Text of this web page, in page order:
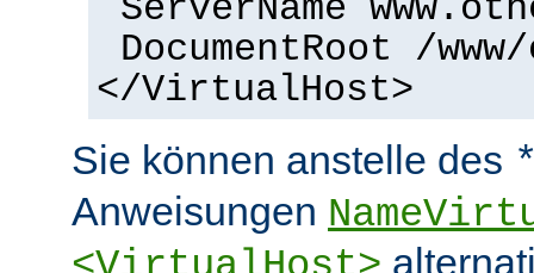
ServerName
DocumentRoot /
</VirtualHost>
Sie können anstelle des
Anweisungen